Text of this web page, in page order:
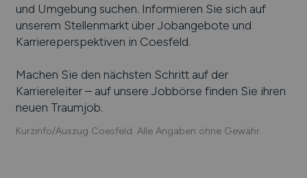
und Umgebung suchen. Informieren Sie sich auf
unserem Stellenmarkt über Jobangebote und
Karriereperspektiven in Coesfeld.
Machen Sie den nächsten Schritt auf der
Karriereleiter – auf unsere Jobbörse finden Sie ihren
neuen Traumjob.
Kurzinfo/Auszug Coesfeld. Alle Angaben ohne Gewähr.